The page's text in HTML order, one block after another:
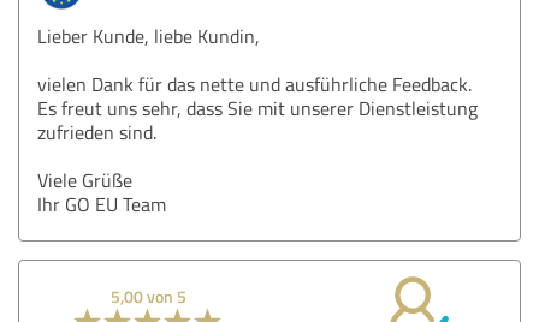
Lieber Kunde, liebe Kundin,
vielen Dank für das nette und ausführliche Feedback.
Es freut uns sehr, dass Sie mit unserer Dienstleistung
zufrieden sind.
Viele Grüße
Ihr GO EU Team
5,00 von 5